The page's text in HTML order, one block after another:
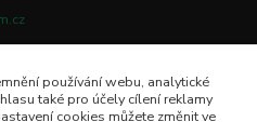
používání webu, analytické
také pro účely cílení reklamy
cookies můžete změnit ve